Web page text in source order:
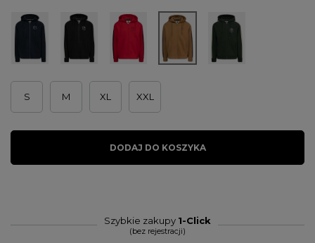
S M XL XXL
DODAJ DO KOSZYKA
Szybkie zakupy 1-Click
(bez rejestracji)